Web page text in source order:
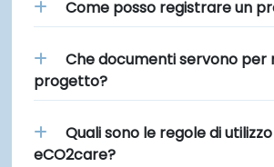
Come posso registrare un
Che documenti servono per
progetto?
Quali sono le regole di
eCO2care?